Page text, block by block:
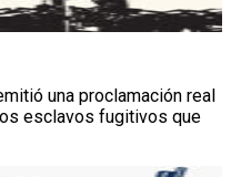
una proclamación real
esclavos fugitivos que